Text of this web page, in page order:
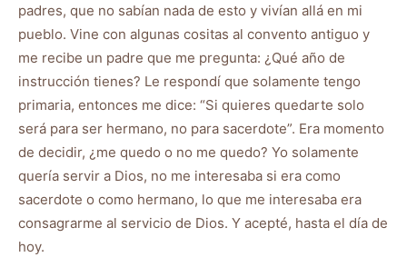
padres, que no sabían nada de esto y vivían allá en mi
pueblo. Vine con algunas cositas al convento antiguo y
me recibe un padre que me pregunta: ¿Qué año de
instrucción tienes? Le respondí que solamente tengo
primaria, entonces me dice: “Si quieres quedarte solo
será para ser hermano, no para sacerdote”. Era momento
de decidir, ¿me quedo o no me quedo? Yo solamente
quería servir a Dios, no me interesaba si era como
sacerdote o como hermano, lo que me interesaba era
consagrarme al servicio de Dios. Y acepté, hasta el día de
hoy.